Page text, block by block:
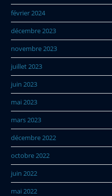
février 2024
décembre 2023
novembre 2023
juillet 2023
juin 2023
mai 2023
mars 2023
décembre 2022
octobre 2022
juin 2022
mai 2022